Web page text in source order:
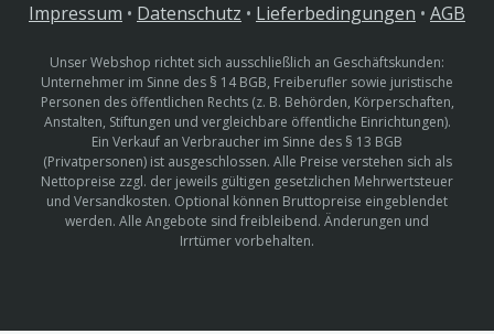
Impressum • Datenschutz • Lieferbedingungen • AGB
Unser Webshop richtet sich ausschließlich an Geschäftskunden:
Unternehmer im Sinne des § 14 BGB, Freiberufler sowie juristische
Personen des öffentlichen Rechts (z. B. Behörden, Körperschaften,
Anstalten, Stiftungen und vergleichbare öffentliche Einrichtungen).
Ein Verkauf an Verbraucher im Sinne des § 13 BGB
(Privatpersonen) ist ausgeschlossen. Alle Preise verstehen sich als
Nettopreise zzgl. der jeweils gültigen gesetzlichen Mehrwertsteuer
und Versandkosten. Optional können Bruttopreise eingeblendet
werden. Alle Angebote sind freibleibend. Änderungen und
Irrtümer vorbehalten.